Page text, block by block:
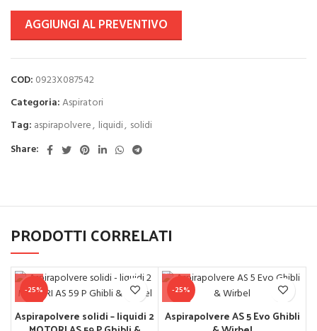
AGGIUNGI AL PREVENTIVO
COD: 0923X087542
Categoria:Aspiratori
Tag: aspirapolvere, liquidi, solidi
Share:
PRODOTTI CORRELATI
-25%
Aspirapolvere solidi – liquidi 2
-25%
Aspirapolvere AS 5 Evo Ghibli